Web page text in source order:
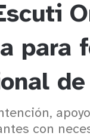
para
con